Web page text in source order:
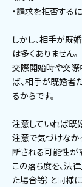
・請求を拒否する
しかし、相手が既
は多くありません。
交際開始時や交際
ば、相手が既婚者
るからです。
注意していれば既
注意で気づけなか
断される可能性が
この落ち度を、法
た場合等）と同様